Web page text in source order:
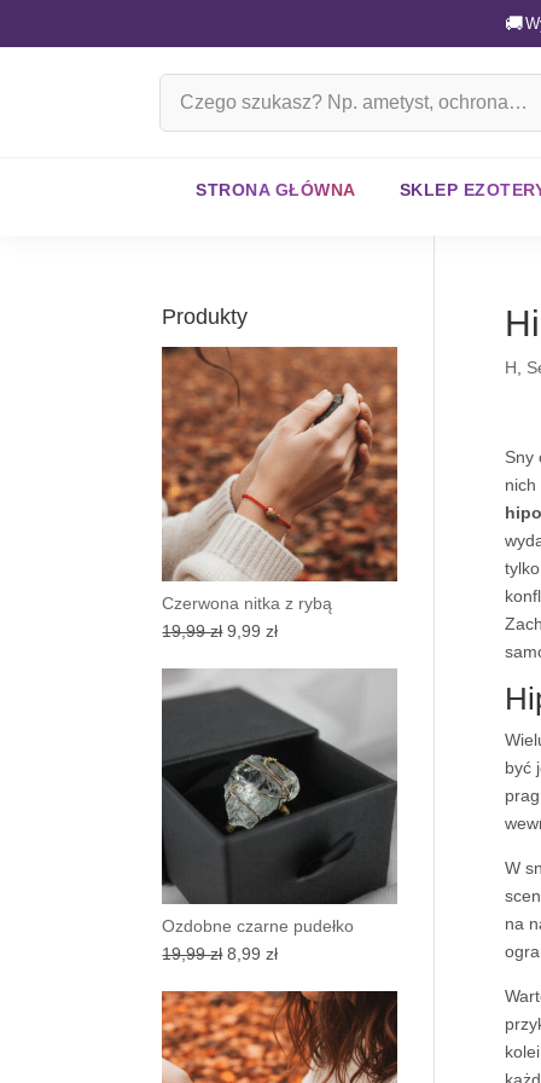
🚚
STRONA GŁÓWNA SKLEP
H
Sny
nich
być
W
na
Produkty
Czerwona nitka z rybą
19,99zł Pierwotna
wynosiła:
19,99 zł.
9,99złAktualna
9,99 zł.
Ozdobne czarne pudełko
19,99zł Pierwotna
wynosiła:
19,99 zł.
8,99złAktualna
wynosi:
8,99 zł.